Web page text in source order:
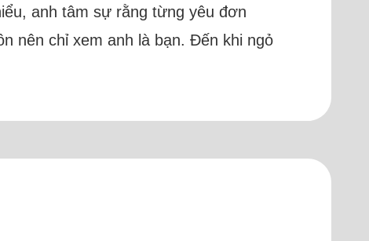
anh tâm sự rằng từng yêu đơn
nên chỉ xem anh là bạn. Đến khi ngỏ